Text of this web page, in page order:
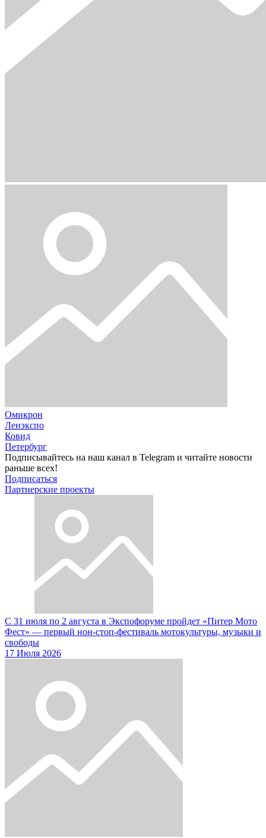
Омикрон
Ленэкспо
Ковид
Петербург
Подписывайтесь на наш канал в Telegram и читайте новости
раньше всех!
Подписаться
Партнерские проекты
С 31 июля по 2 августа в Экспофоруме пройдет «Питер Мото
Фест» — первый нон-стоп-фестиваль мотокультуры, музыки и
свободы
17 Июля 2026